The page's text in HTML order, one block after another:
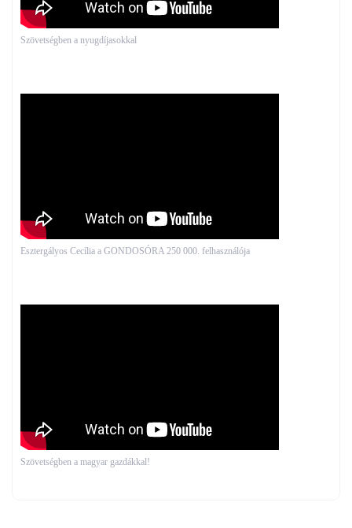
Szövetségben a nyugdíjasokkal
Esztergályos Cecília a GONDOSÓRA 250 000. felhasználója
Szövetségben a magyar gazdákkal!